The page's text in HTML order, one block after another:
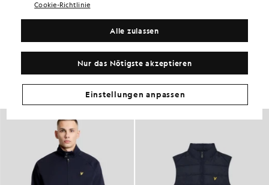
PRODUKTPASSFORM
So sieht der Look aus
Stellen Sie Ihr komplettes Outfit aus raffinierten Stücken zusammen,
die Ihre Garderobe aufwerten.
Cookie-Richtlinie
Nur das Nötigste akzeptieren
Alle zulassen
Einstellungen anpassen